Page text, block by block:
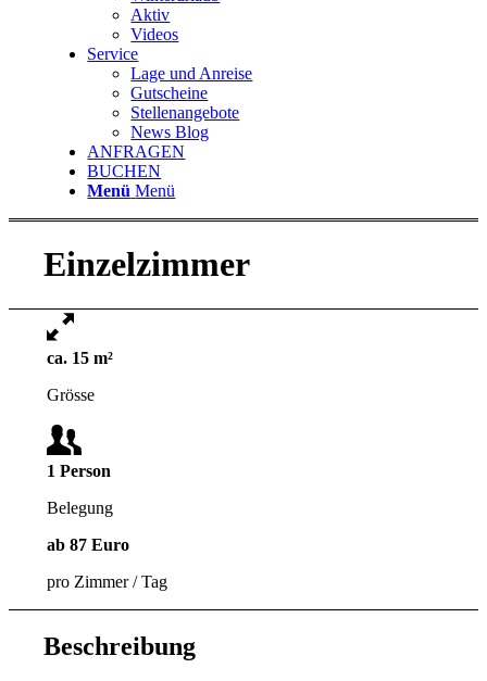
Aktiv
Videos
Service
Lage und Anreise
Gutscheine
Stellenangebote
News Blog
ANFRAGEN
BUCHEN
Menü Menü
Einzelzimmer
ca. 15m²
Grösse
1 Person
Belegung
ab 87Euro
pro Zimmer / Tag
Beschreibung